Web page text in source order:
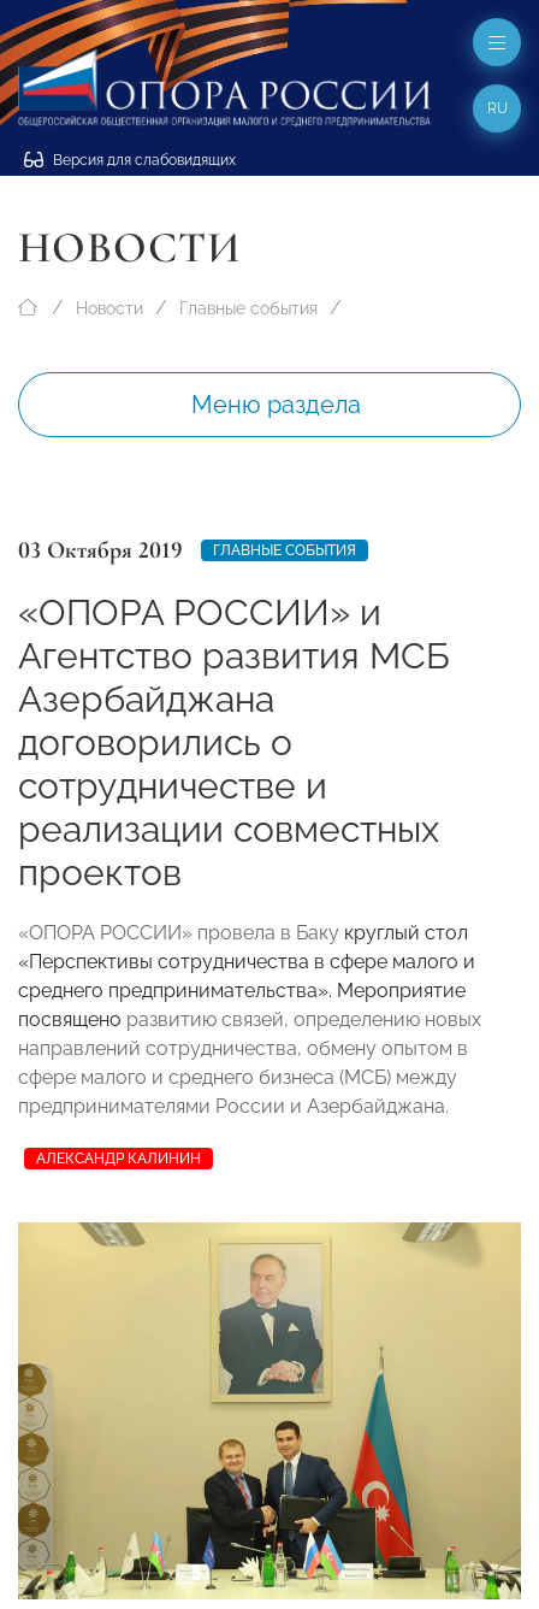
Версия для слабовидящих
RU
НОВОСТИ
Новости Главные события
Меню раздела
03 Октября 2019 ГЛАВНЫЕ СОБЫТИЯ
«ОПОРА РОССИИ» и
Агентство развития МСБ
Азербайджана
договорились о
сотрудничестве и
реализации совместных
проектов
«ОПОРА РОССИИ» провела в Баку круглый стол
«Перспективы сотрудничества в сфере малого и
среднего предпринимательства». Мероприятие
посвящено развитию связей, определению новых
направлений сотрудничества, обмену опытом в
сфере малого и среднего бизнеса (МСБ) между
предпринимателями России и Азербайджана.
АЛЕКСАНДР КАЛИНИН